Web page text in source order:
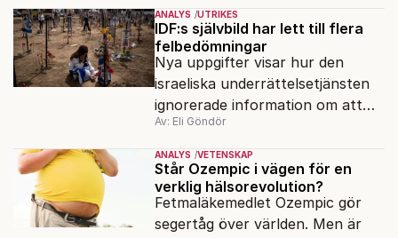
ANALYS UTRIKES
IDF:s självbild har lett till flera
felbedömningar
Nya uppgifter visar hur den
israeliska underrättelsetjänsten
ignorerade information om att
Hamas planerade en massaker
den 7 oktober 2023.
Av: Eli Göndör
ANALYS VETENSKAP
Står Ozempic i vägen för en
verklig hälsorevolution?
Fetmaläkemedlet Ozempic gör
segertåg över världen. Men är